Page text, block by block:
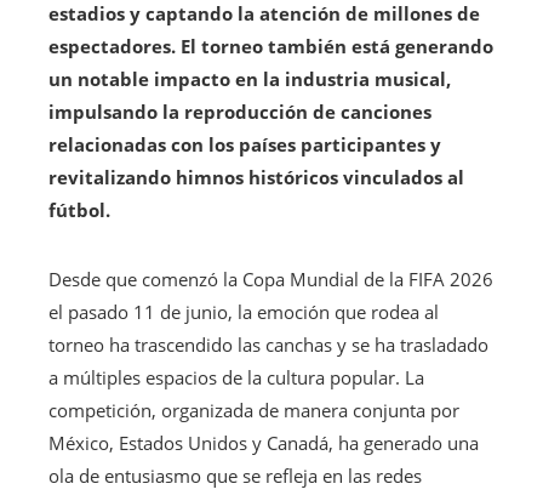
estadios y captando la atención de millones de
espectadores. El torneo también está generando
un notable impacto en la industria musical,
impulsando la reproducción de canciones
relacionadas con los países participantes y
revitalizando himnos históricos vinculados al
fútbol.
Desde que comenzó la Copa Mundial de la FIFA 2026
el pasado 11 de junio, la emoción que rodea al
torneo ha trascendido las canchas y se ha trasladado
a múltiples espacios de la cultura popular. La
competición, organizada de manera conjunta por
México, Estados Unidos y Canadá, ha generado una
ola de entusiasmo que se refleja en las redes